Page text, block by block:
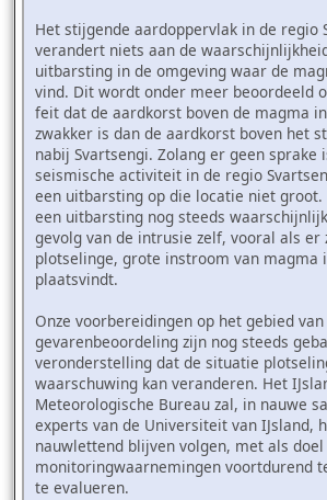
Het stijgende aardoppervlak in de regio
verandert niets aan de
uitbarsting in de omgeving waar de
vind. Dit wordt onder meer beoordeeld
feit dat de aardkorst boven de magma
zwakker is dan de aardkorst boven het
nabij Svartsengi. Zolang er geen sprake
seismische activiteit in de regio
een uitbarsting op die locatie niet
een uitbarsting nog steeds
gevolg van de intrusie zelf, vooral als er
plotselinge, grote instroom van magma
plaatsvindt.
Onze voorbereidingen op het gebied
gevarenbeoordeling zijn nog steeds
veronderstelling dat de situatie
waarschuwing kan veranderen. Het
Meteorologische Bureau zal, in nauwe
experts van de Universiteit van IJsland,
nauwlettend blijven volgen, met als
monitoringwaarnemingen voortdurend
te evalueren.